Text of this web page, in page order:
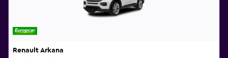
Renault Arkana